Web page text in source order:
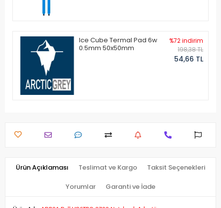
Ice Cube Termal Pad 6w
0.5mm 50x50mm
%72 indirim
198,38 TL
54,66 TL
Ürün Açıklaması Teslimat ve Kargo Taksit Seçenekleri
Yorumlar Garanti ve İade